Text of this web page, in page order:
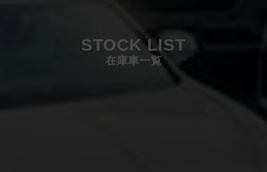
STOCK LIST
在庫車一覧